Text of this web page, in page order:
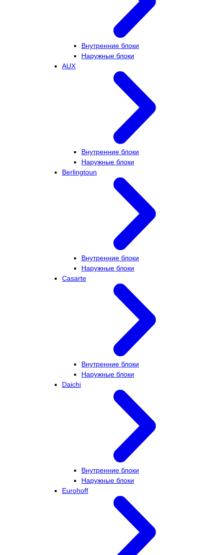
Внутренние блоки
Наружные блоки
AUX
Внутренние блоки
Наружные блоки
Berlingtoun
Внутренние блоки
Наружные блоки
Casarte
Внутренние блоки
Наружные блоки
Daichi
Внутренние блоки
Наружные блоки
Eurohoff